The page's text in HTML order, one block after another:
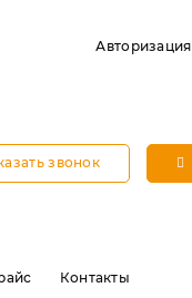
Авторизация
звонок
Контакты